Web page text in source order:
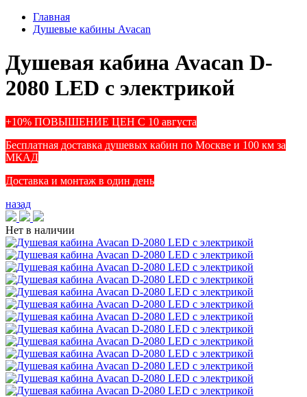
Главная
Душевые кабины Avacan
Душевая кабина Avacan D-
2080 LED с электрикой
+10% ПОВЫШЕНИЕ ЦЕН С 10 августа
Бесплатная доставка душевых кабин по Москве и 100 км за
МКАД
Доставка и монтаж в один день
назад
Нет в наличии